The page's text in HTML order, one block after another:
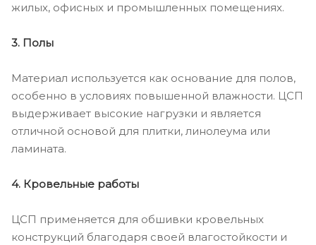
жилых, офисных и промышленных помещениях.
3. Полы
Материал используется как основание для полов,
особенно в условиях повышенной влажности. ЦСП
выдерживает высокие нагрузки и является
отличной основой для плитки, линолеума или
ламината.
4. Кровельные работы
ЦСП применяется для обшивки кровельных
конструкций благодаря своей влагостойкости и